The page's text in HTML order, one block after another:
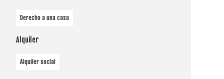
Derecho a una casa
Alquiler
Alquiler social